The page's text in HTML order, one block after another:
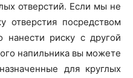
отверстий. Если мы не
отверстия посредством
нанести риску с другой
напильника вы можете
для круглых